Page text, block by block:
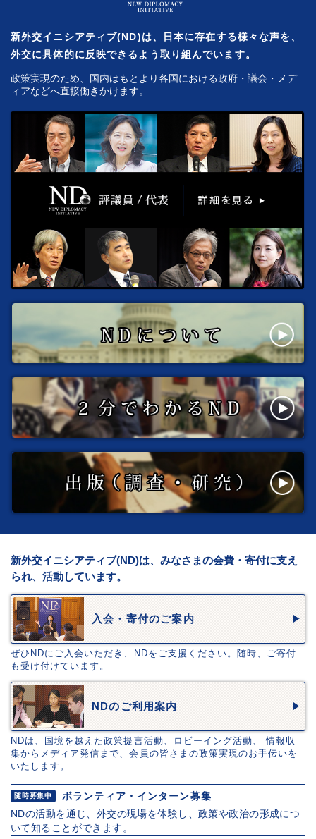
新外交イニシアティブ(ND)は、日本に存在する様々な声を、
外交に具体的に反映できるよう取り組んでいます。
政策実現のため、国内はもとより各国における政府・議会・メデ
ィアなどへ直接働きかけます。
新外交イニシアティブ(ND)は、みなさまの会費・寄付に支え
られ、活動しています。
入会・寄付のご案内
ぜひNDにご入会いただき、NDをご支援ください。随時、ご寄付
も受け付けています。
NDのご利用案内
NDは、国境を越えた政策提言活動、ロビーイング活動、 情報収
集からメディア発信まで、会員の皆さまの政策実現のお手伝いを
いたします。
随時募集中
ボランティア・インターン募集
NDの活動を通じ、外交の現場を体験し、政策や政治の形成につ
いて知ることができます。